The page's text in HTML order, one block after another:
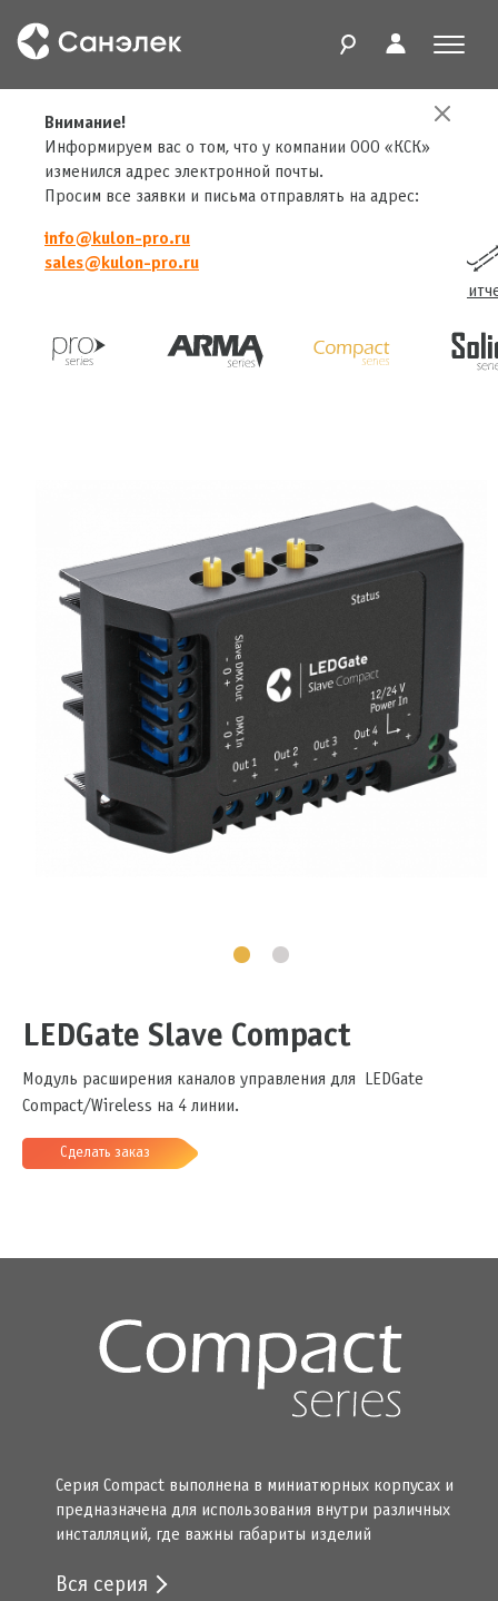
Внимание!
Информируем вас о том, что у компании ООО «КСК»
изменился адрес электронной почты.
Просим все заявки и письма отправлять на адрес:
info@kulon-pro.ru
sales@kulon-pro.ru
Главная LEDGate Slave Compact
LEDGate Slave Compact
Модуль расширения каналов управления для LEDGate
Compact/Wireless на 4 линии.
Сделать заказ
Серия Compact выполнена в миниатюрных корпусах и
предназначена для использования внутри различных
инсталляций, где важны габариты изделий
Вся серия